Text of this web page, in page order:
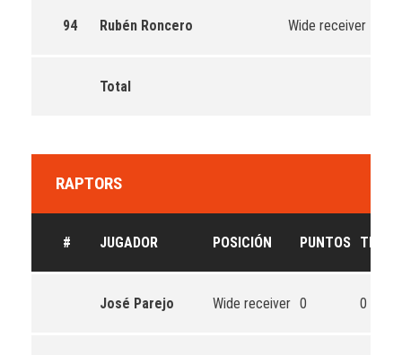
94 Rubén Roncero Wide receiver
Total
RAPTORS
# JUGADOR POSICIÓN PUNTOS TD
José Parejo Wide receiver 0 0